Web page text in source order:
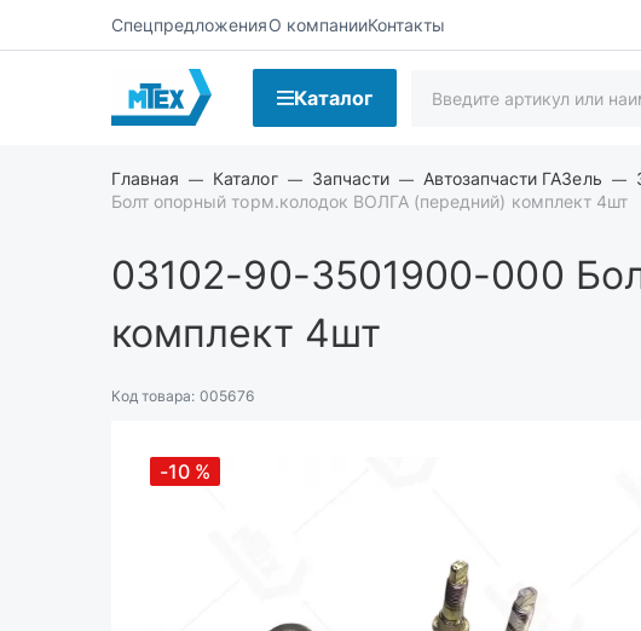
СпецпредложенияО компанииКонтакты
Каталог
Главная Каталог Запчасти Автозапчасти ГАЗель
Болт опорный торм.колодок ВОЛГА (передний) комплект 4шт
03102-90-3501900-000
комплект 4шт
Код товара: 005676
-10 %